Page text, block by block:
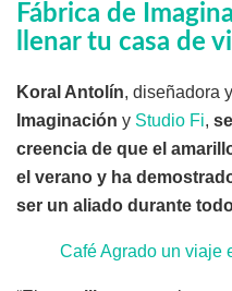
Fábrica de
llenar tu casa de
Koral Antolín, diseñadora
Imaginación y Studio Fi,
creencia de que el
el verano y ha
ser un aliado durante
Café Agrado un viaje